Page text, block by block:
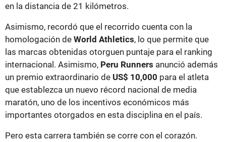
en la distancia de 21 kilómetros.
Asimismo, recordó que el recorrido cuenta con la
homologación de World Athletics, lo que permite que
las marcas obtenidas otorguen puntaje para el ranking
internacional. Asimismo, Peru Runners anunció además
un premio extraordinario de US$ 10,000 para el atleta
que establezca un nuevo récord nacional de media
maratón, uno de los incentivos económicos más
importantes otorgados en esta disciplina en el país.
Pero esta carrera también se corre con el corazón.